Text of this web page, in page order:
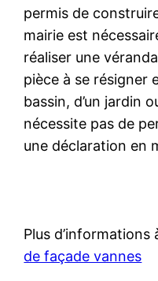
permis de
mairie est
réaliser une
pièce à se résigner
bassin, d’un jardin
nécessite pas de
une déclaration en
Plus d’informations
de façade vannes